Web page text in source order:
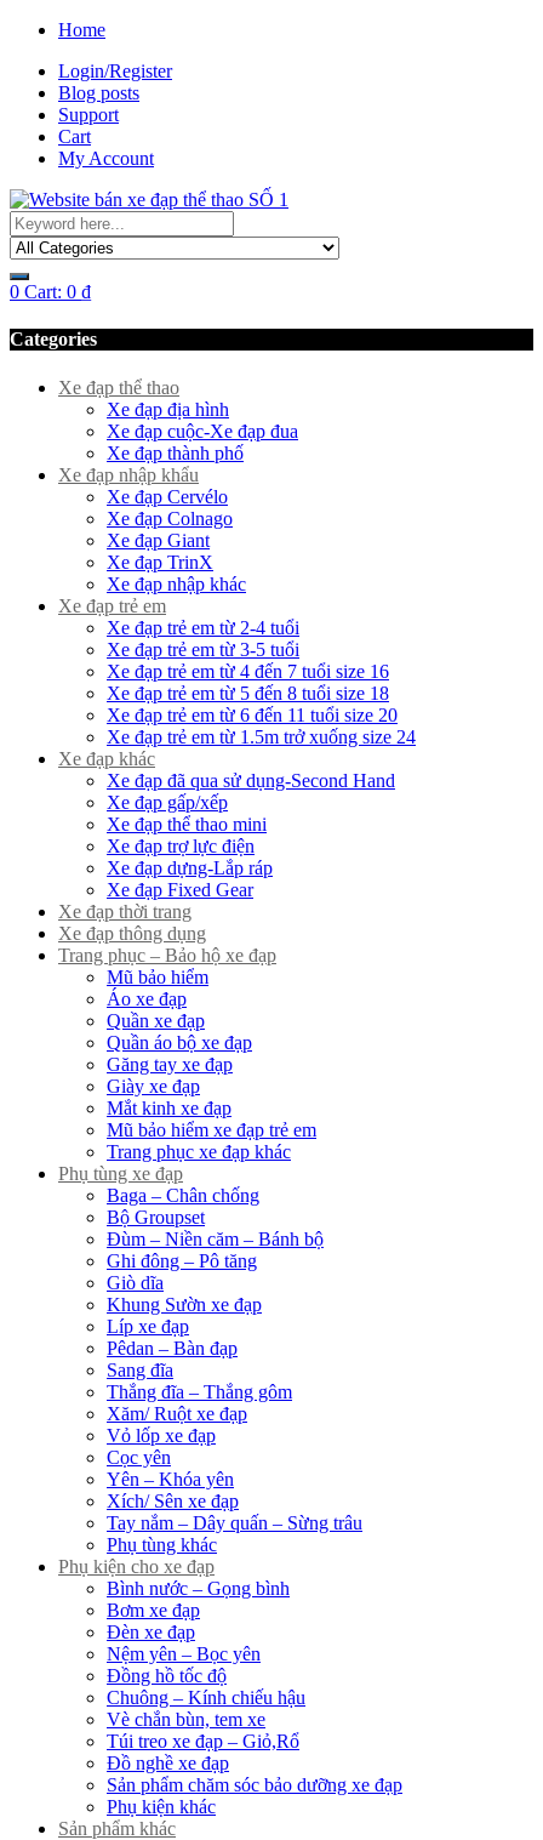
Home
Login/Register
Blog posts
Support
Cart
My Account
0 Cart: 0 ₫
Categories
Xe đạp thể thao
Xe đạp địa hình
Xe đạp cuộc-Xe đạp đua
Xe đạp thành phố
Xe đạp nhập khẩu
Xe đạp Cervélo
Xe đạp Colnago
Xe đạp Giant
Xe đạp TrinX
Xe đạp nhập khác
Xe đạp trẻ em
Xe đạp trẻ em từ 2-4 tuổi
Xe đạp trẻ em từ 3-5 tuổi
Xe đạp trẻ em từ 4 đến 7 tuổi size 16
Xe đạp trẻ em từ 5 đến 8 tuổi size 18
Xe đạp trẻ em từ 6 đến 11 tuổi size 20
Xe đạp trẻ em từ 1.5m trở xuống size 24
Xe đạp khác
Xe đạp đã qua sử dụng-Second Hand
Xe đạp gấp/xếp
Xe đạp thể thao mini
Xe đạp trợ lực điện
Xe đạp dựng-Lắp ráp
Xe đạp Fixed Gear
Xe đạp thời trang
Xe đạp thông dụng
Trang phục – Bảo hộ xe đạp
Mũ bảo hiểm
Áo xe đạp
Quần xe đạp
Quần áo bộ xe đạp
Găng tay xe đạp
Giày xe đạp
Mắt kinh xe đạp
Mũ bảo hiểm xe đạp trẻ em
Trang phục xe đạp khác
Phụ tùng xe đạp
Baga – Chân chống
Bộ Groupset
Đùm – Niền căm – Bánh bộ
Ghi đông – Pô tăng
Giò dĩa
Khung Sườn xe đạp
Líp xe đạp
Pêdan – Bàn đạp
Sang đĩa
Thắng đĩa – Thắng gôm
Xăm/ Ruột xe đạp
Vỏ lốp xe đạp
Cọc yên
Yên – Khóa yên
Xích/ Sên xe đạp
Tay nắm – Dây quấn – Sừng trâu
Phụ tùng khác
Phụ kiện cho xe đạp
Bình nước – Gọng bình
Bơm xe đạp
Đèn xe đạp
Nệm yên – Bọc yên
Đồng hồ tốc độ
Chuông – Kính chiếu hậu
Vè chắn bùn, tem xe
Túi treo xe đạp – Giỏ,Rổ
Đồ nghề xe đạp
Sản phẩm chăm sóc bảo dưỡng xe đạp
Phụ kiện khác
Sản phẩm khác